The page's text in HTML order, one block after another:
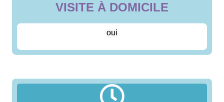
VISITE À DOMICILE
oui